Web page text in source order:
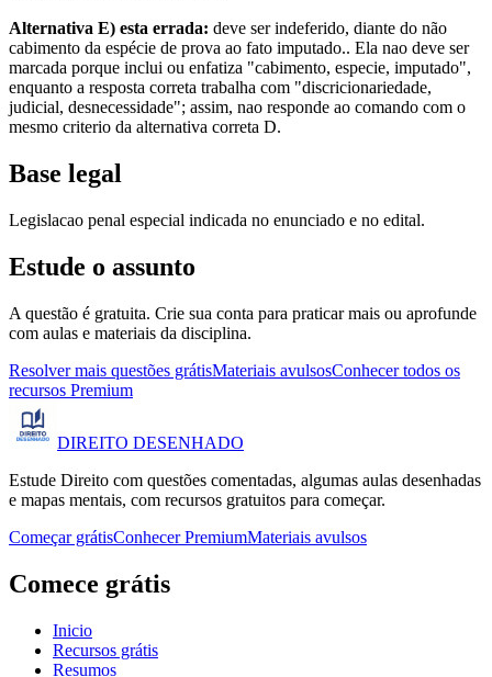
Alternativa E) esta errada: deve ser indeferido, diante do não
cabimento da espécie de prova ao fato imputado.. Ela nao deve ser
marcada porque inclui ou enfatiza "cabimento, especie, imputado",
enquanto a resposta correta trabalha com "discricionariedade,
judicial, desnecessidade"; assim, nao responde ao comando com o
mesmo criterio da alternativa correta D.
Base legal
Legislacao penal especial indicada no enunciado e no edital.
Estude o assunto
A questão é gratuita. Crie sua conta para praticar mais ou aprofunde
com aulas e materiais da disciplina.
Resolver mais questões grátisMateriais avulsosConhecer todos os
recursos Premium
DIREITO DESENHADO
Estude Direito com questões comentadas, algumas aulas desenhadas
e mapas mentais, com recursos gratuitos para começar.
Começar grátisConhecer PremiumMateriais avulsos
Comece grátis
Inicio
Recursos grátis
Resumos